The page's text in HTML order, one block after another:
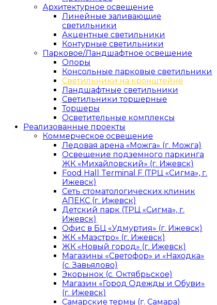
Архитектурное освещение
Линейные заливающие
светильники
Акцентные светильники
Контурные светильники
Парковое/Ландшафтное освещение
Опоры
Консольные парковые светильники
Светильники на кронштейне
Ландшафтные светильники
Светильники торшерные
Торшеры
Осветительные комплексы
Реализованные проекты
Коммерческое освещение
Ледовая арена «Можга» (г. Можга)
Освещение подземного паркинга
ЖК «Михайловский» (г. Ижевск)
Food Hall Terminal F (ТРЦ «Сигма», г.
Ижевск)
Сеть стоматологических клиник
АПЕКС (г. Ижевск)
Детский парк (ТРЦ «Сигма», г.
Ижевск)
Офис в БЦ «Удмуртия» (г. Ижевск)
ЖК «Маэстро» (г. Ижевск)
ЖК «Новый город» (г. Ижевск)
Магазины «Светофор» и «Находка»
(с. Завьялово)
Экорынок (с. Октябрьское)
Магазин «Город Одежды и Обуви»
(г. Ижевск)
Самарские термы (г. Самара)